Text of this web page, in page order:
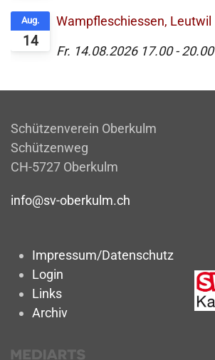
14
Aug.
Wampfleschiessen, Leutwil
Fr. 14.08.2026 17.00 - 20.00
Schützenverein Oberkulm
Schützenweg
CH-5727 Oberkulm
info@sv-oberkulm.ch
Impressum/Datenschutz
Login
Links
Archiv